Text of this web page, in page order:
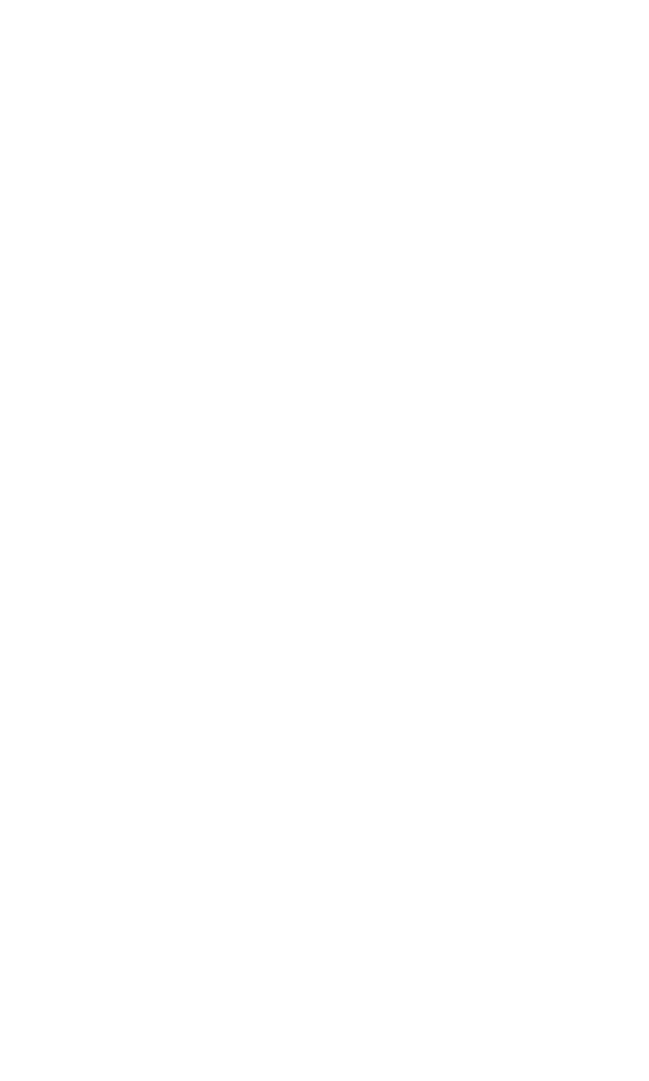
that cookies are used to help us analyze how the website is used and to offer